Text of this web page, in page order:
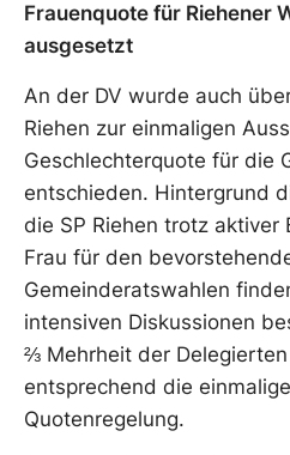
Frauenquote für Riehener
ausgesetzt
An der DV wurde auch
Riehen zur einmaligen
Geschlechterquote für die
entschieden. Hintergrund
die SP Riehen trotz aktiver
Frau für den
Gemeinderatswahlen
intensiven Diskussionen
⅔ Mehrheit der
entsprechend die
Quotenregelung.